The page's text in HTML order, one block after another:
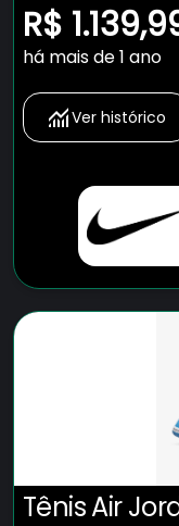
R$
há mais de 1 ano
Ver histórico
Tênis Air